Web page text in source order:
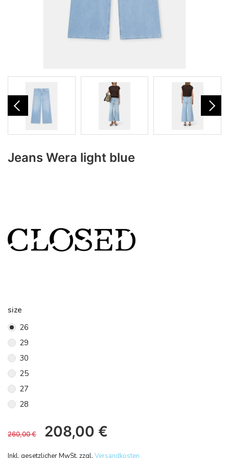
Jeans Wera light blue
size
26
29
30
25
27
28
260,00€ 208,00 €
Inkl. gesetzlicher MwSt. zzgl. Versandkosten